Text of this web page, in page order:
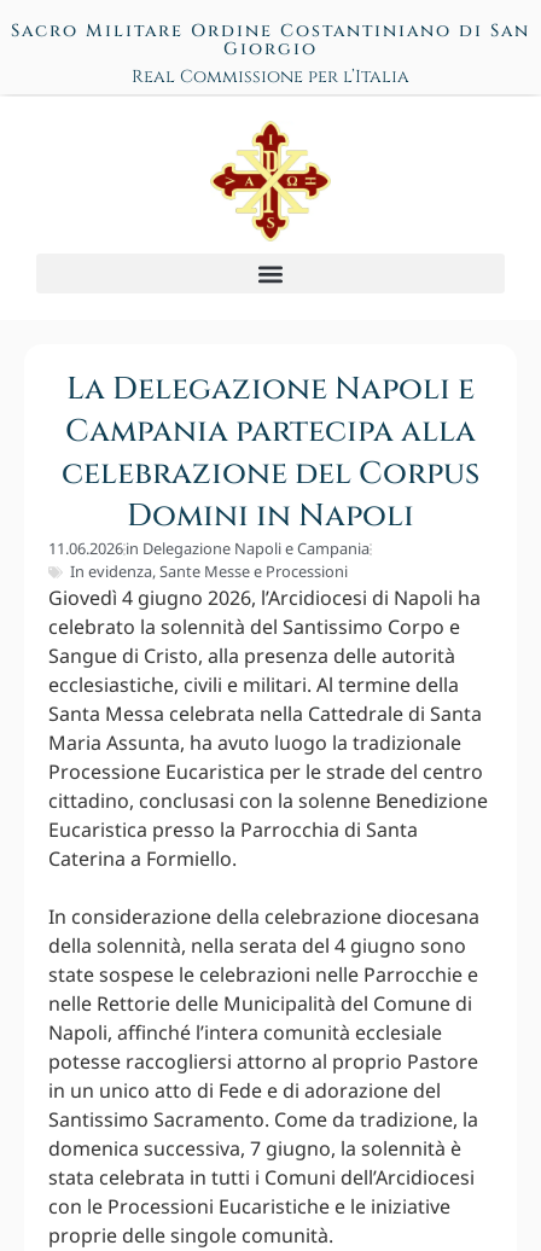
Sacro Militare Ordine Costantiniano di San
Giorgio
Real Commissione per l’Italia
La Delegazione Napoli e
Campania partecipa alla
celebrazione del Corpus
Domini in Napoli
11.06.2026in Delegazione Napoli e Campania
In evidenza,Sante Messe e Processioni
Giovedì 4 giugno 2026, l’Arcidiocesi di Napoli ha
celebrato la solennità del Santissimo Corpo e
Sangue di Cristo, alla presenza delle autorità
ecclesiastiche, civili e militari. Al termine della
Santa Messa celebrata nella Cattedrale di Santa
Maria Assunta, ha avuto luogo la tradizionale
Processione Eucaristica per le strade del centro
cittadino, conclusasi con la solenne Benedizione
Eucaristica presso la Parrocchia di Santa
Caterina a Formiello.
In considerazione della celebrazione diocesana
della solennità, nella serata del 4 giugno sono
state sospese le celebrazioni nelle Parrocchie e
nelle Rettorie delle Municipalità del Comune di
Napoli, affinché l’intera comunità ecclesiale
potesse raccogliersi attorno al proprio Pastore
in un unico atto di Fede e di adorazione del
Santissimo Sacramento. Come da tradizione, la
domenica successiva, 7 giugno, la solennità è
stata celebrata in tutti i Comuni dell’Arcidiocesi
con le Processioni Eucaristiche e le iniziative
proprie delle singole comunità.